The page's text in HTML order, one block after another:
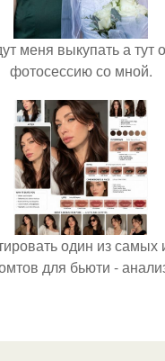
меня выкупать а тут
фотосессию со мной.
один из самых
для бьюти -